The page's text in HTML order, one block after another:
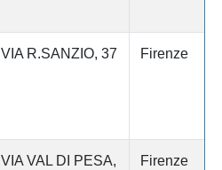
VIA R.SANZIO, 37 Firenze
VIA VAL DI PESA,
Firenze